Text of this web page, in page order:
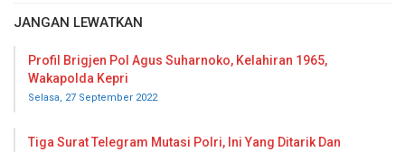
JANGAN LEWATKAN
Profil Brigjen Pol Agus Suharnoko, Kelahiran 1965,
Wakapolda Kepri
Selasa, 27 September 2022
Tiga Surat Telegram Mutasi Polri, Ini Yang Ditarik Dan